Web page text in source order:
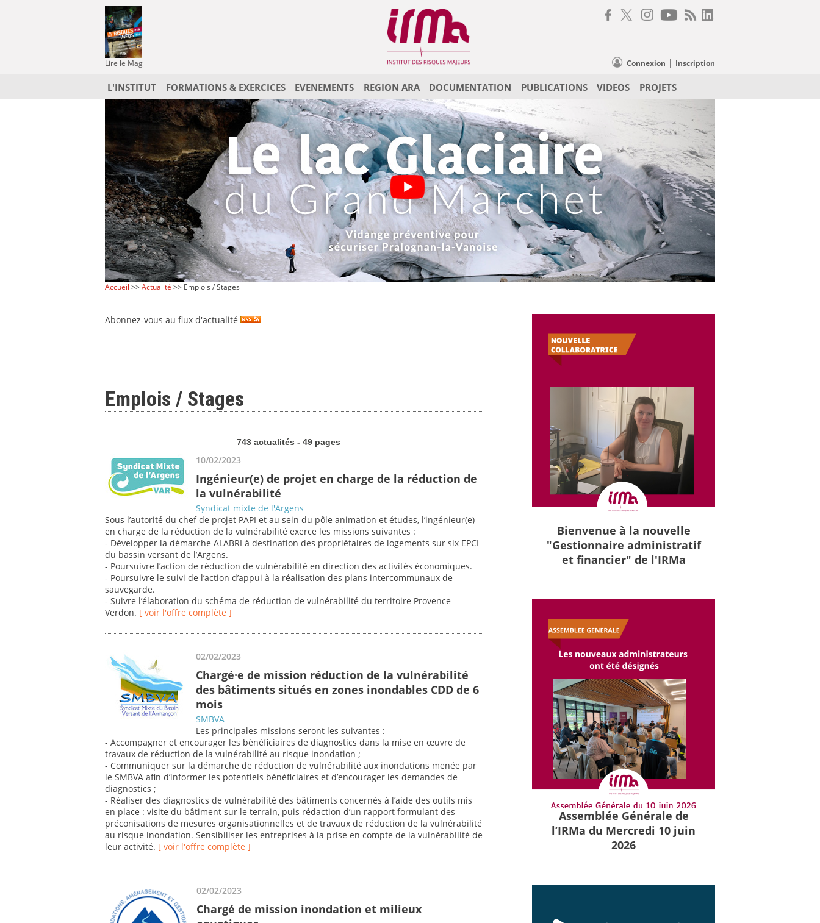
Lire le Mag Connexion | Inscription
L'INSTITUT FORMATIONS & EXERCICES EVENEMENTS REGION ARA DOCUMENTATION PUBLICATIONS VIDEOS PROJETS
Accueil >>Actualité >> Emplois / Stages
Abonnez-vous au flux d'actualité
Emplois / Stages
743 actualités - 49 pages
10/02/2023
Ingénieur(e) de projet en charge de la réduction de
la vulnérabilité
Syndicat mixte de l'Argens
Sous l’autorité du chef de projet PAPI et au sein du pôle animation et études, l’ingénieur(e)
en charge de la réduction de la vulnérabilité exerce les missions suivantes :
- Développer la démarche ALABRI à destination des propriétaires de logements sur six EPCI
du bassin versant de l’Argens.
- Poursuivre l’action de réduction de vulnérabilité en direction des activités économiques.
- Poursuivre le suivi de l’action d’appui à la réalisation des plans intercommunaux de
sauvegarde.
- Suivre l’élaboration du schéma de réduction de vulnérabilité du territoire Provence
Verdon. [ voir l'offre complète ]
02/02/2023
Chargé·e de mission réduction de la vulnérabilité
des bâtiments situés en zones inondables CDD de 6
mois
SMBVA
Les principales missions seront les suivantes :
- Accompagner et encourager les bénéficiaires de diagnostics dans la mise en œuvre de
travaux de réduction de la vulnérabilité au risque inondation ;
- Communiquer sur la démarche de réduction de vulnérabilité aux inondations menée par
le SMBVA afin d’informer les potentiels bénéficiaires et d’encourager les demandes de
diagnostics ;
- Réaliser des diagnostics de vulnérabilité des bâtiments concernés à l’aide des outils mis
en place : visite du bâtiment sur le terrain, puis rédaction d’un rapport formulant des
préconisations de mesures organisationnelles et de travaux de réduction de la vulnérabilité
au risque inondation. Sensibiliser les entreprises à la prise en compte de la vulnérabilité de
leur activité. [ voir l'offre complète ]
02/02/2023
Chargé de mission inondation et milieux
Bienvenue à la nouvelle
"Gestionnaire administratif
et financier" de l'IRMa
Assemblée Générale de
l’IRMa du Mercredi 10 juin
2026